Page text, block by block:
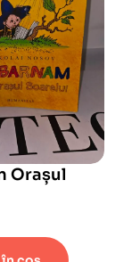
Orașul